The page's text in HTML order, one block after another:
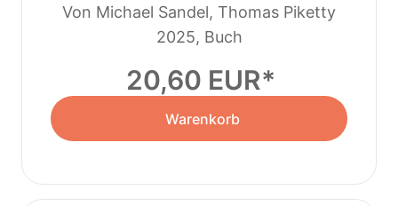
Von Michael Sandel, Thomas Piketty
2025, Buch
20,60 EUR
Warenkorb